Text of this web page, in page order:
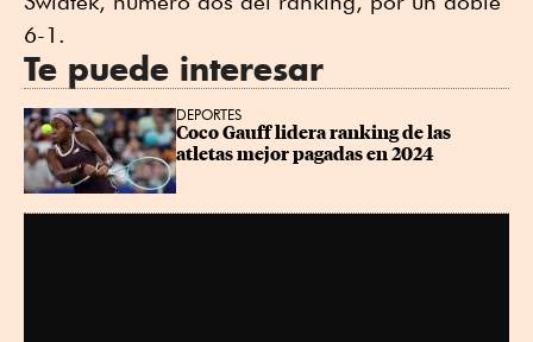
6-1.
Te puede interesar
DEPORTES
Coco Gauff lidera ranking de las
atletas mejor pagadas en 2024